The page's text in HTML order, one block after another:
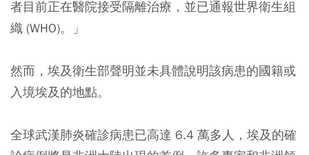
者目前正在醫院接受隔離治療，並已通報世界衛生組
織 (WHO)。」
然而，埃及衛生部聲明並未具體說明該病患的國籍或
入境埃及的地點。
全球武漢肺炎確診病患已高達 6.4 萬多人，埃及的確